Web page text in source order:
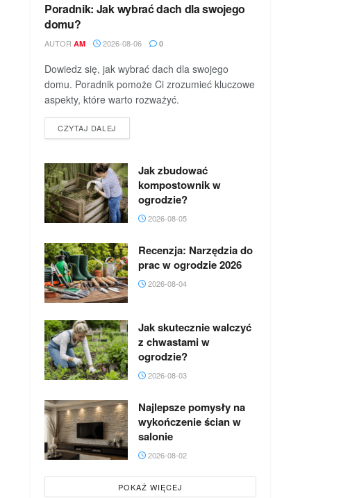
Poradnik: Jak wybrać dach dla swojego
domu?
AUTOR AM 2026-08-06 0
Dowiedz się, jak wybrać dach dla swojego
domu. Poradnik pomoże Ci zrozumieć kluczowe
aspekty, które warto rozważyć.
CZYTAJ DALEJ
Jak zbudować
kompostownik w
ogrodzie?
2026-08-05
Recenzja: Narzędzia do
prac w ogrodzie 2026
2026-08-04
Jak skutecznie walczyć
z chwastami w
ogrodzie?
2026-08-03
Najlepsze pomysły na
wykończenie ścian w
salonie
2026-08-02
POKAŻ WIĘCEJ